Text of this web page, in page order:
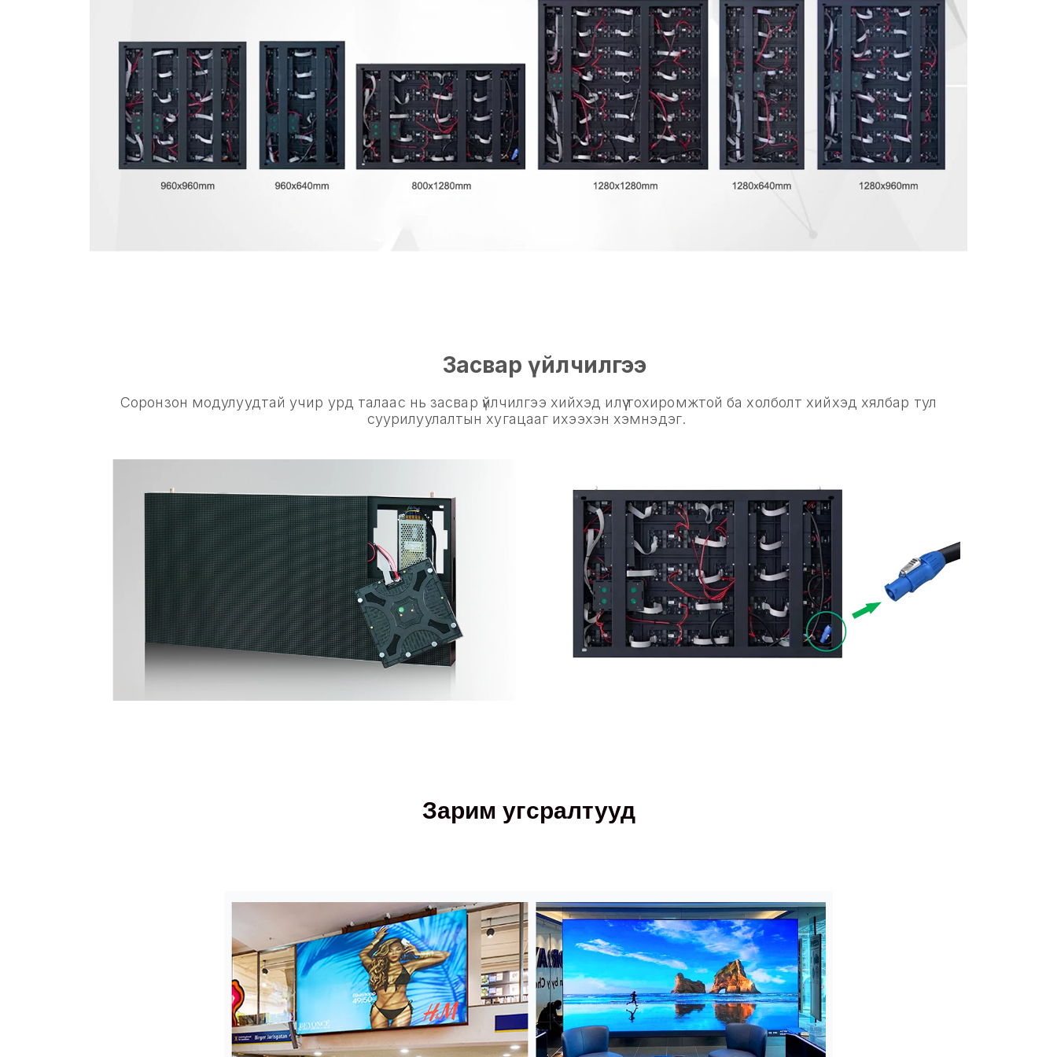
Засвар үйлчилгээ
Соронзон модулуудтай учир урд талаас нь засвар үйлчилгээ хийхэд илүү тохиромжтой ба холболт хийхэд хялбар тул
суурилуулалтын хугацааг ихээхэн хэмнэдэг.
Зарим угсралтууд